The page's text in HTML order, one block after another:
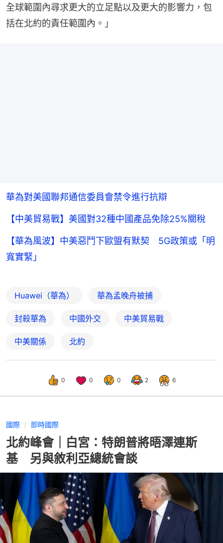
全球範圍內尋求更大的立足點以及更大的影響力，包
括在北約的責任範圍內。」
華為對美國聯邦通信委員會禁令進行抗辯
【中美貿易戰】美國對32種中國產品免除25%關稅
【華為風波】中美惡鬥下歐盟有默契 5G政策或「明
寬實緊」
Huawei（華為） 華為孟晚舟被捕
封殺華為 中國外交 中美貿易戰
中美關係 北約
0 0 0 2 6
國際 即時國際
北約峰會｜白宮：特朗普將晤澤連斯
基 另與敘利亞總統會談